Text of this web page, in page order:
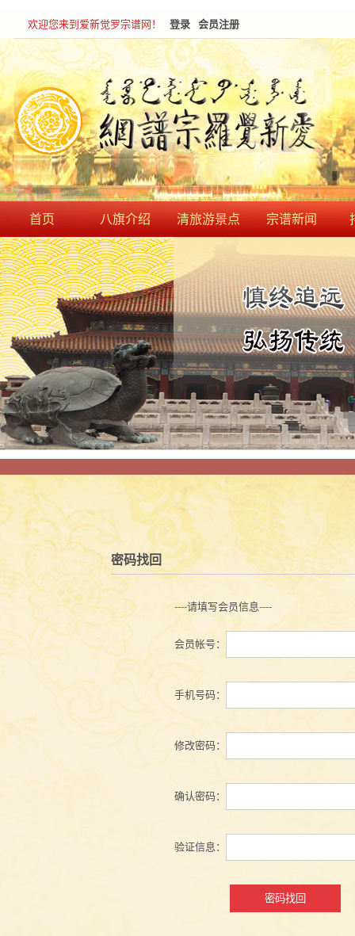
欢迎您来到爱新觉罗宗谱网！ 登录 会员注册
首页 八旗介绍 清旅游景点 宗谱新闻
密码找回
----请填写会员信息----
会员帐号：
手机号码：
修改密码：
确认密码：
验证信息：